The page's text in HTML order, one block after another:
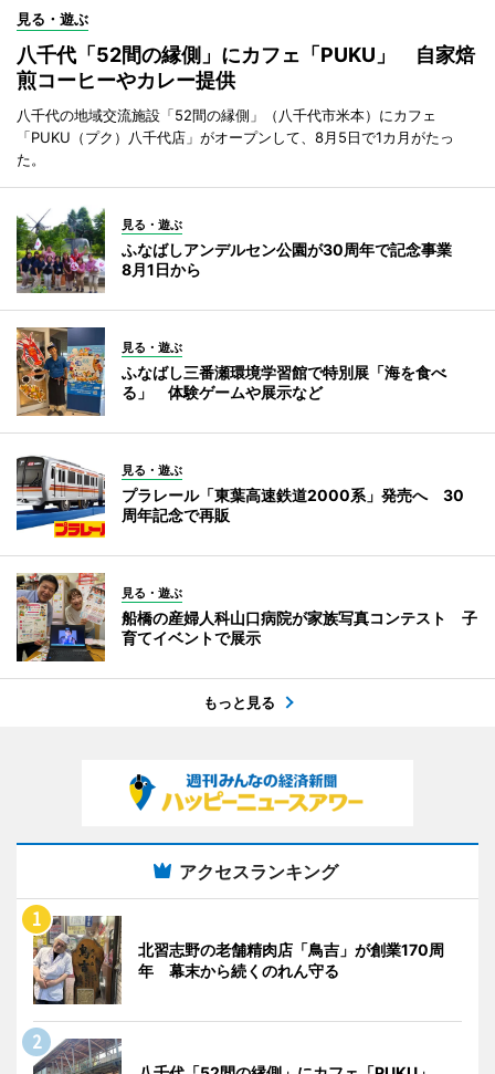
見る・遊ぶ
八千代「52間の縁側」にカフェ「PUKU」 自家焙
煎コーヒーやカレー提供
八千代の地域交流施設「52間の縁側」（八千代市米本）にカフェ
「PUKU（プク）八千代店」がオープンして、8月5日で1カ月がたっ
た。
見る・遊ぶ
ふなばしアンデルセン公園が30周年で記念事業
8月1日から
見る・遊ぶ
ふなばし三番瀬環境学習館で特別展「海を食べ
る」 体験ゲームや展示など
見る・遊ぶ
プラレール「東葉高速鉄道2000系」発売へ 30
周年記念で再販
見る・遊ぶ
船橋の産婦人科山口病院が家族写真コンテスト 子
育てイベントで展示
もっと見る
アクセスランキング
北習志野の老舗精肉店「鳥吉」が創業170周
年 幕末から続くのれん守る